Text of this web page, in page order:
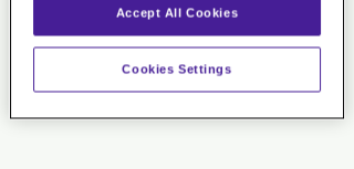
Accept All Cookies
Cookies Settings